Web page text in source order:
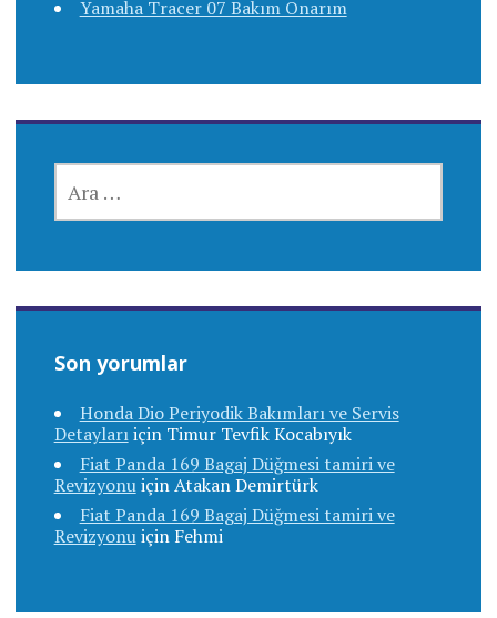
Yamaha Tracer 07 Bakım Onarım
Son yorumlar
Honda Dio Periyodik Bakımları ve Servis
Detaylarıiçin Timur Tevfik Kocabıyık
Fiat Panda 169 Bagaj Düğmesi tamiri ve
RevizyonuiçinAtakan Demirtürk
Fiat Panda 169 Bagaj Düğmesi tamiri ve
Revizyonuiçin Fehmi